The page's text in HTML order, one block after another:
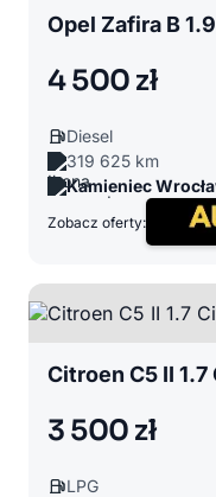
Opel Zafira B
4 500 zł
Diesel
319 625 km
Kamieniec
Zobacz oferty:
Citroen C5 II
3 500 zł
LPG